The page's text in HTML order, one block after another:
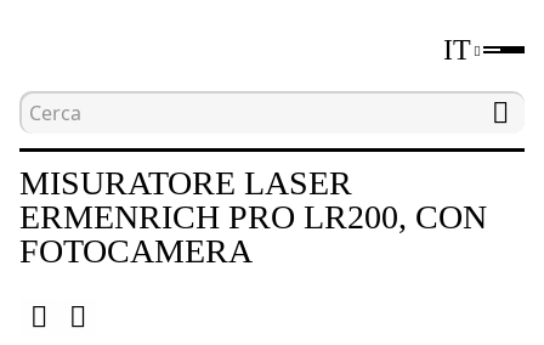
IT
Home Dispositivi di misurazione
MISURATORE LASER
ERMENRICH PRO LR200, CON
FOTOCAMERA